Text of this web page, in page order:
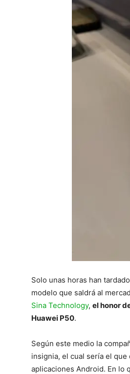
Solo unas horas han
modelo que saldrá al
Sina Technology, el honor
Huawei P50.
Según este medio la
insignia, el cual sería el
aplicaciones Android. En lo